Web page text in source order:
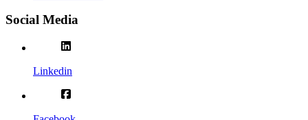
Social Media
Linkedin